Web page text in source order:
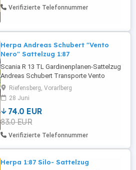
Verifizierte Telefonnummer
Herpa Andreas Schubert "Vento
Nero" Sattelzug 1:87
Scania R 13 TL Gardinenplanen-Sattelzug
Andreas Schubert Transporte Vento
Bianco In Originalverpackung. Versand
möglich.
Riefensberg, Vorarlberg
28 Juni
74.0 EUR
83.0 EUR
Verifizierte Telefonnummer
Herpa 1:87 Silo- Sattelzug